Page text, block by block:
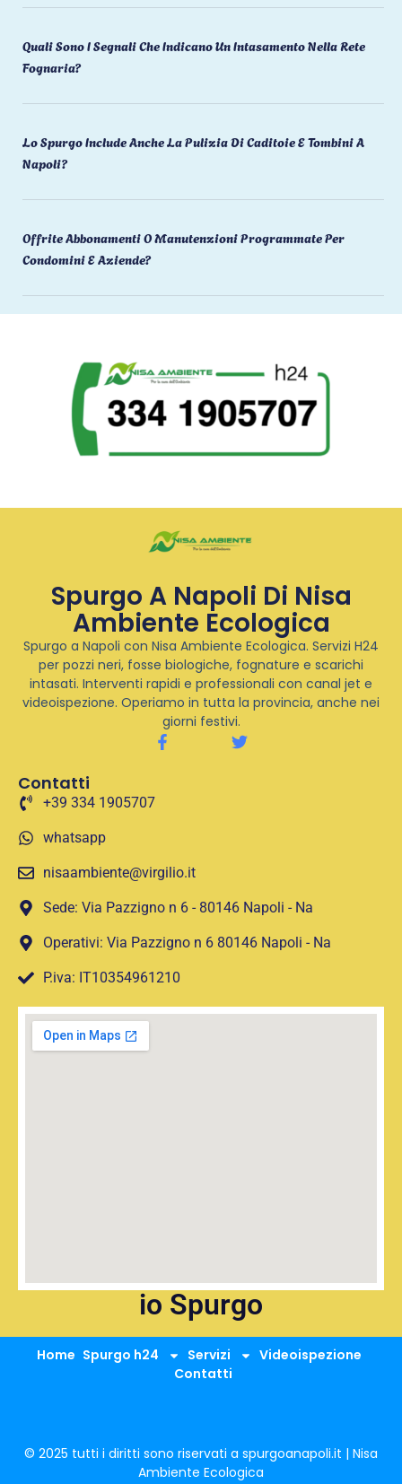
Quali Sono I Segnali Che Indicano Un Intasamento Nella Rete
Fognaria?
Lo Spurgo Include Anche La Pulizia Di Caditoie E Tombini A
Napoli?
Offrite Abbonamenti O Manutenzioni Programmate Per
Condomini E Aziende?
Spurgo A Napoli Di Nisa
Ambiente Ecologica
Spurgo a Napoli con Nisa Ambiente Ecologica. Servizi H24
per pozzi neri, fosse biologiche, fognature e scarichi
intasati. Interventi rapidi e professionali con canal jet e
videoispezione. Operiamo in tutta la provincia, anche nei
giorni festivi.
Contatti
+39 334 1905707
whatsapp
nisaambiente@virgilio.it
Sede: Via Pazzigno n 6 - 80146 Napoli - Na
Operativi: Via Pazzigno n 6 80146 Napoli - Na
P.iva: IT10354961210
io Spurgo
Home Spurgo h24 Servizi
Videoispezione
Contatti
© 2025 tutti i diritti sono riservati a spurgoanapoli.it | Nisa
Ambiente Ecologica